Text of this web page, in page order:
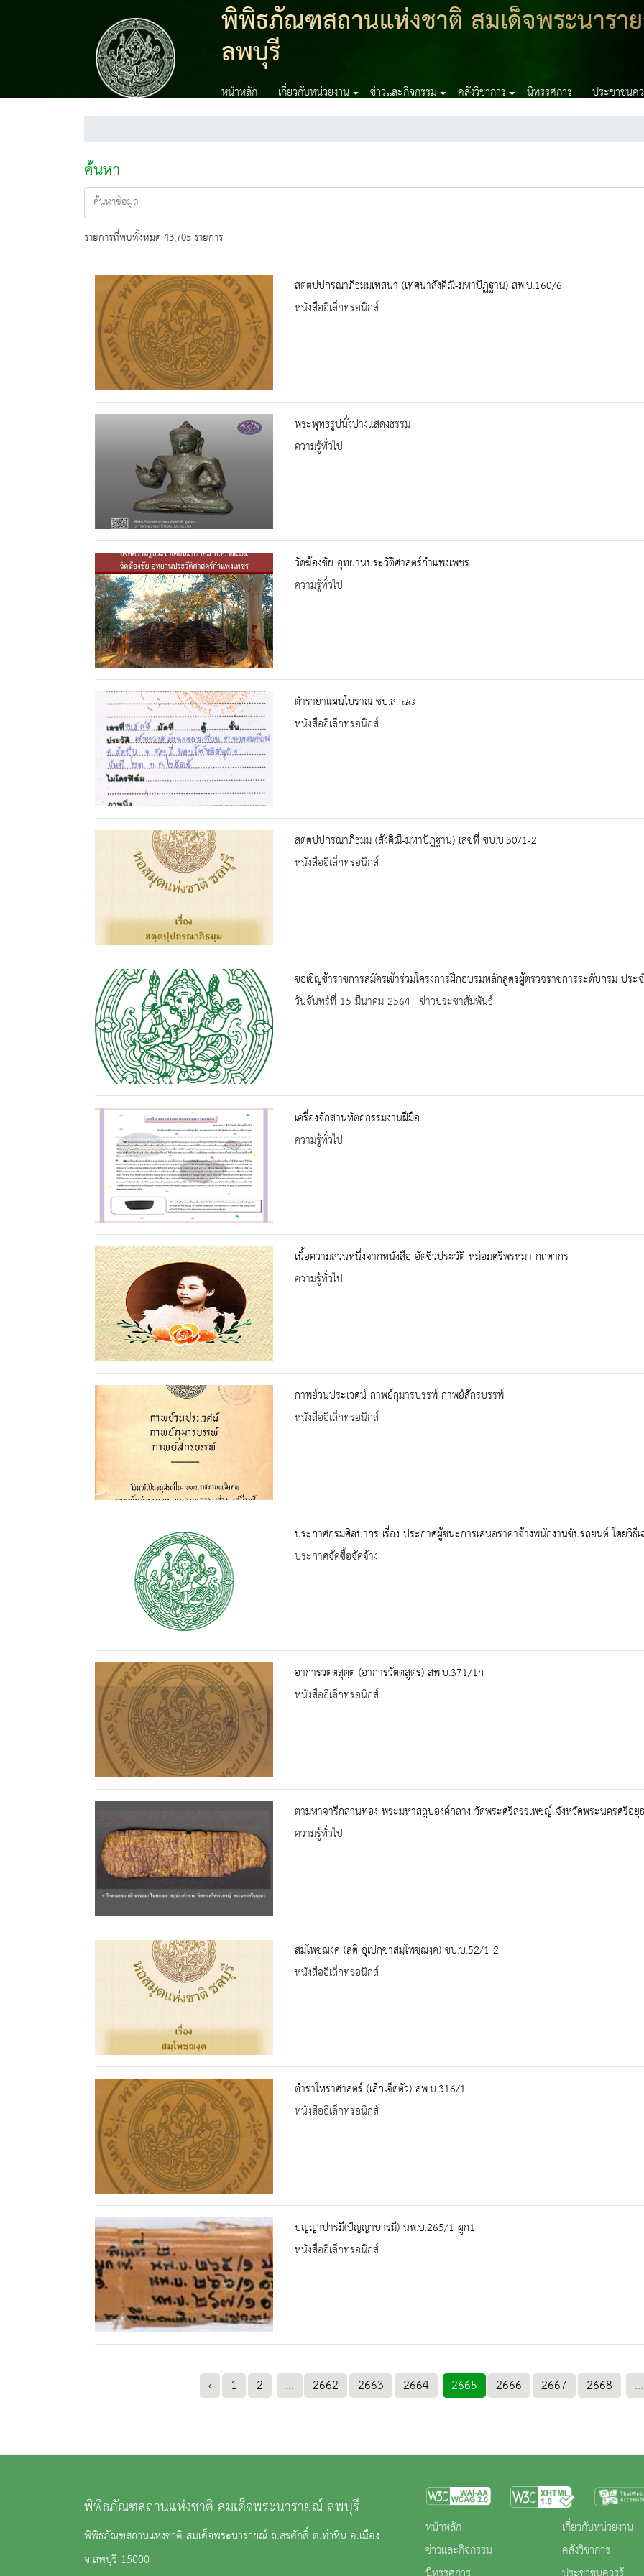
พิพิธภัณฑสถานแห่งชาติ สมเด็จพระนาร
ลพบุรี
หน้าหลัก เกี่ยวกับหน่วยงาน ข่าวและกิจกรรม คลังวิชาการ นิทรรศการ ประชาชนค
ค้นหา
รายการที่พบทั้งหมด 43,705 รายการ
สตฺตปฺปกรณาภิธมฺมเทสนา (เทศนาสังคิณี-มหาปัฏฐาน) สพ.บ.160/6
หนังสืออิเล็กทรอนิกส์
พระพุทธรูปนั่งปางแสดงธรรม
ความรู้ทั่วไป
วัดฆ้องชัย อุทยานประวัติศาสตร์กำแพงเพชร
ความรู้ทั่วไป
ตำรายาแผนโบราณ ชบ.ส. ๘๘
หนังสืออิเล็กทรอนิกส์
สตฺตปฺปกรณาภิธมฺม (สังคิณี-มหาปัฎฐาน) เลขที่ ชบ.บ.30/1-2
หนังสืออิเล็กทรอนิกส์
ขอเชิญข้าราชการสมัครเข้าร่วมโครงการฝึกอบรมหลักสูตรผู้ตรวจราชการระดับกรม ป
วันจันทร์ที่ 15 มีนาคม 2564 | ข่าวประชาสัมพันธ์
เครื่องจักสานหัตถกรรมงานฝีมือ
ความรู้ทั่วไป
เนื้อความส่วนหนึ่งจากหนังสือ อัตชีวประวัติ หม่อมศรีพรหมา กฤดากร
ความรู้ทั่วไป
กาพย์วนประเวศน์ กาพย์กุมารบรรพ์ กาพย์สักรบรรพ์
หนังสืออิเล็กทรอนิกส์
ประกาศกรมศิลปากร เรื่อง ประกาศผู้ชนะการเสนอราคาจ้างพนักงานขับรถยนต์ โดยวิธีเ
ประกาศจัดซื้อจัดจ้าง
อาการวตฺตสุตฺต (อาการวัตตสูตร) สพ.บ.371/1ก
หนังสืออิเล็กทรอนิกส์
ตามหาจารึกลานทอง พระมหาสถูปองค์กลาง วัดพระศรีสรรเพชญ์ จังหวัดพระนครศรีอยุ
ความรู้ทั่วไป
สมฺโพชฺฌงฺค (สติ-อุเปกฺขาสมฺโพชฺฌงฺค) ชบ.บ.52/1-2
หนังสืออิเล็กทรอนิกส์
ตำราโหราศาสตร์ (เล็กเจ็ดตัว) สพ.บ.316/1
หนังสืออิเล็กทรอนิกส์
ปญญาปารมี(ปัญญาบารมี) นพ.บ.265/1 ผูก1
หนังสืออิเล็กทรอนิกส์
‹ 1 2 ... 2662 2663 2664 2665 2666 2667 2668 ...
พิพิธภัณฑสถานแห่งชาติ สมเด็จพระนารายณ์ ลพบุรี
พิพิธภัณฑสถานแห่งชาติ สมเด็จพระนารายณ์ ถ.สรศักดิ์ ต.ท่าหิน อ.เมือง
จ.ลพบุรี 15000
หน้าหลัก
ข่าวและกิจกรรม
เกี่ยวกับหน่วยงาน
คลังวิชาการ